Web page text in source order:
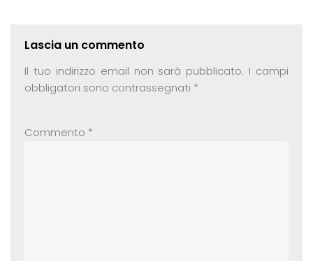
Lascia un commento
Il tuo indirizzo email non sarà pubblicato. I campi
obbligatori sono contrassegnati *
Commento *